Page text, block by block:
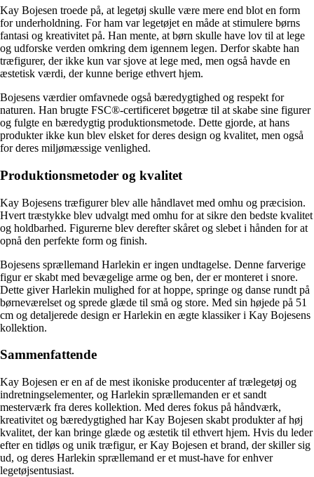
Kay Bojesen troede på, at legetøj skulle være mere end blot en form
for underholdning. For ham var legetøjet en måde at stimulere børns
fantasi og kreativitet på. Han mente, at børn skulle have lov til at lege
og udforske verden omkring dem igennem legen. Derfor skabte han
træfigurer, der ikke kun var sjove at lege med, men også havde en
æstetisk værdi, der kunne berige ethvert hjem.
Bojesens værdier omfavnede også bæredygtighed og respekt for
naturen. Han brugte FSC®-certificeret bøgetræ til at skabe sine figurer
og fulgte en bæredygtig produktionsmetode. Dette gjorde, at hans
produkter ikke kun blev elsket for deres design og kvalitet, men også
for deres miljømæssige venlighed.
Produktionsmetoder og kvalitet
Kay Bojesens træfigurer blev alle håndlavet med omhu og præcision.
Hvert træstykke blev udvalgt med omhu for at sikre den bedste kvalitet
og holdbarhed. Figurerne blev derefter skåret og slebet i hånden for at
opnå den perfekte form og finish.
Bojesens sprællemand Harlekin er ingen undtagelse. Denne farverige
figur er skabt med bevægelige arme og ben, der er monteret i snore.
Dette giver Harlekin mulighed for at hoppe, springe og danse rundt på
børneværelset og sprede glæde til små og store. Med sin højede på 51
cm og detaljerede design er Harlekin en ægte klassiker i Kay Bojesens
kollektion.
Sammenfattende
Kay Bojesen er en af de mest ikoniske producenter af trælegetøj og
indretningselementer, og Harlekin sprællemanden er et sandt
mesterværk fra deres kollektion. Med deres fokus på håndværk,
kreativitet og bæredygtighed har Kay Bojesen skabt produkter af høj
kvalitet, der kan bringe glæde og æstetik til ethvert hjem. Hvis du leder
efter en tidløs og unik træfigur, er Kay Bojesen et brand, der skiller sig
ud, og deres Harlekin sprællemand er et must-have for enhver
legetøjsentusiast.